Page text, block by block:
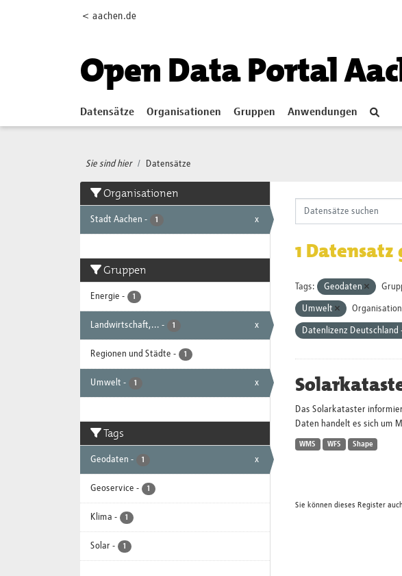
< aachen.de
Open Data Portal
Datensätze Organisationen Gruppen Anwendungen
Sie sind hier Datensätze
Organisationen
Stadt Aachen - 1 x
Gruppen
Energie - 1
Landwirtschaft,... - 1 x
Regionen und Städte - 1
Umwelt - 1 x
Tags
Geodaten - 1 x
Geoservice - 1
Klima - 1
Solar - 1
1
Tags: Geodaten
Umwelt
Datenlizenz
Das Solarkataster
Daten handelt es sich um
WMS WFS Shape
Sie können dieses Register